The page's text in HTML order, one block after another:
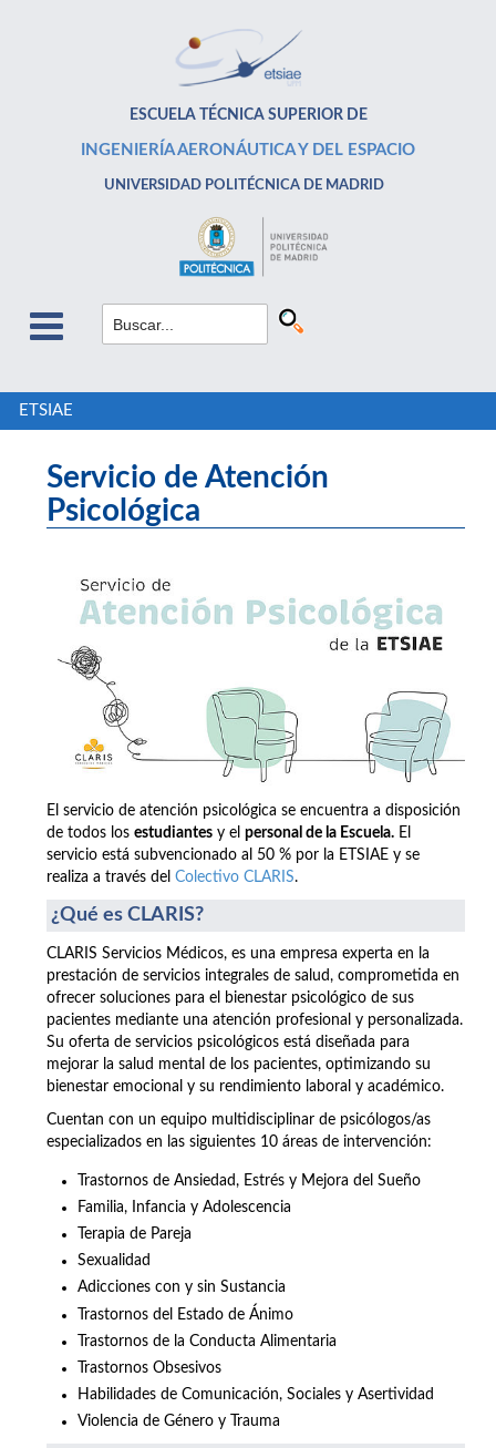
ESCUELA TÉCNICA SUPERIOR DE
INGENIERÍA AERONÁUTICA Y DEL ESPACIO
UNIVERSIDAD POLITÉCNICA DE MADRID
ETSIAE
Servicio de Atención
Psicológica
El servicio de atención psicológica se encuentra a disposición
de todos los estudiantes y el personal de la Escuela. El
servicio está subvencionado al 50 % por la ETSIAE y se
realiza a través del Colectivo CLARIS.
¿Qué es CLARIS?
CLARIS Servicios Médicos, es una empresa experta en la
prestación de servicios integrales de salud, comprometida en
ofrecer soluciones para el bienestar psicológico de sus
pacientes mediante una atención profesional y personalizada.
Su oferta de servicios psicológicos está diseñada para
mejorar la salud mental de los pacientes, optimizando su
bienestar emocional y su rendimiento laboral y académico.
Cuentan con un equipo multidisciplinar de psicólogos/as
especializados en las siguientes 10 áreas de intervención:
Trastornos de Ansiedad, Estrés y Mejora del Sueño
Familia, Infancia y Adolescencia
Terapia de Pareja
Sexualidad
Adicciones con y sin Sustancia
Trastornos del Estado de Ánimo
Trastornos de la Conducta Alimentaria
Trastornos Obsesivos
Habilidades de Comunicación, Sociales y Asertividad
Violencia de Género y Trauma